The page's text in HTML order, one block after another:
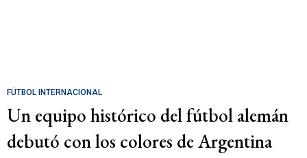
FÚTBOL INTERNACIONAL
Un equipo histórico del fútbol alemán
debutó con los colores de Argentina